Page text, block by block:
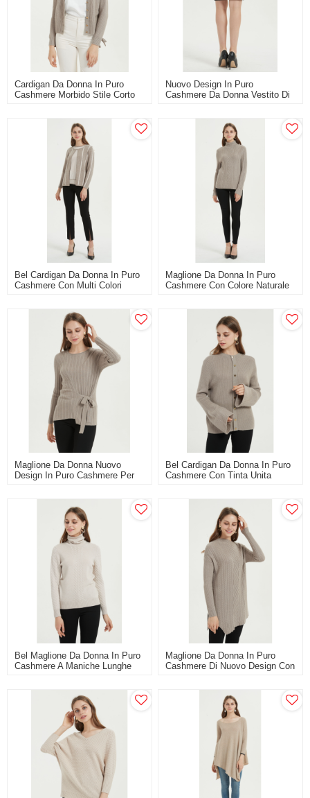
Cardigan Da Donna In Puro
Cashmere Morbido Stile Corto
Nuovo Design In Puro
Cashmere Da Donna Vestito Di
Bel Cardigan Da Donna In Puro
Cashmere Con Multi Colori
Maglione Da Donna In Puro
Cashmere Con Colore Naturale
Maglione Da Donna Nuovo
Design In Puro Cashmere Per
Bel Cardigan Da Donna In Puro
Cashmere Con Tinta Unita
Bel Maglione Da Donna In Puro
Cashmere A Maniche Lunghe
Maglione Da Donna In Puro
Cashmere Di Nuovo Design Con